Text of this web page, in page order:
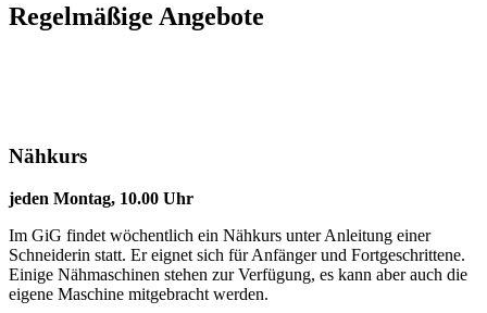
Regelmäßige Angebote
Nähkurs
jeden Montag, 10.00 Uhr
Im GiG findet wöchentlich ein Nähkurs unter Anleitung einer
Schneiderin statt. Er eignet sich für Anfänger und Fortgeschrittene.
Einige Nähmaschinen stehen zur Verfügung, es kann aber auch die
eigene Maschine mitgebracht werden.